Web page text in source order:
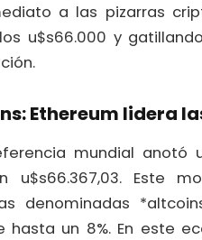
a las pizarras
u$s66.000 y
Ethereum lidera
mundial anotó
u$s66.367,03. Este
denominadas
un 8%. En este